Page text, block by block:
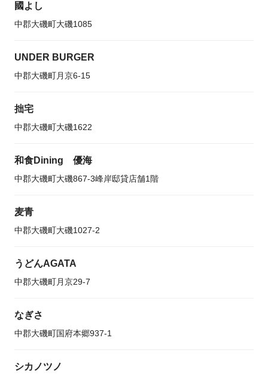
國よし
中郡大磯町大磯1085
UNDER BURGER
中郡大磯町月京6-15
拙宅
中郡大磯町大磯1622
和食Dining 優海
中郡大磯町大磯867-3峰岸邸貸店舗1階
麦青
中郡大磯町大磯1027-2
うどんAGATA
中郡大磯町月京29-7
なぎさ
中郡大磯町国府本郷937-1
シカノツノ